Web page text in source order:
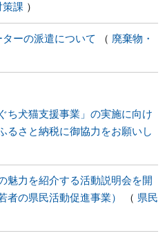
策課
ーの派遣について
廃棄物・
ち犬猫支援事業」の実施に向け
るさと納税に御協力をお願いし
魅力を紹介する活動説明会を開
の県民活動促進事業）
県民